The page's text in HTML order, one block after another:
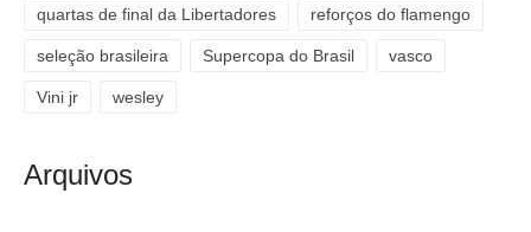
quartas de final da Libertadores reforços do flamengo
seleção brasileira Supercopa do Brasil vasco
Vini jr wesley
Arquivos